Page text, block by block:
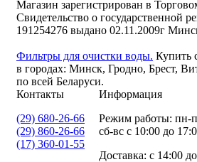
Магазин зарегистрирован в
Свидетельство о государственной
191254276 выдано 02.11.2009г
Фильтры для очистки воды. Купить
в городах: Минск, Гродно, Брест,
по всей Беларуси.
Контакты
(29) 680-26-66
(29) 860-26-66
(17) 360-01-55
Информация
Режим работы: пн-
сб-вс с 10:00 до
Доставка: с 14:00